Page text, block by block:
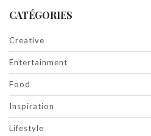
CATÉGORIES
Creative
Entertainment
Food
Inspiration
Lifestyle